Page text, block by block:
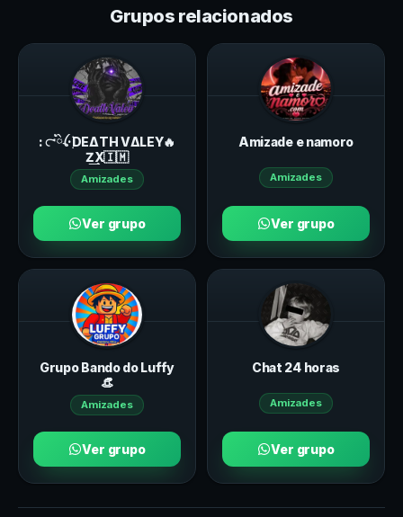
Grupos relacionados
: 𖡋ིꪶ·࣭࣪DEΔTH VΔLEY🔥
Z͢X🇮🇲
Amizades
Ver grupo
Amizade e namoro
Amizades
Ver grupo
Grupo Bando do Luffy
👒
Amizades
Ver grupo
Chat 24 horas
Amizades
Ver grupo